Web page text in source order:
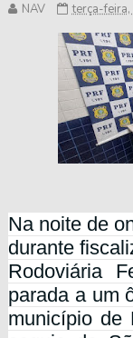
NAV terça-
Na noite de
durante
Rodoviária
parada a um
município de